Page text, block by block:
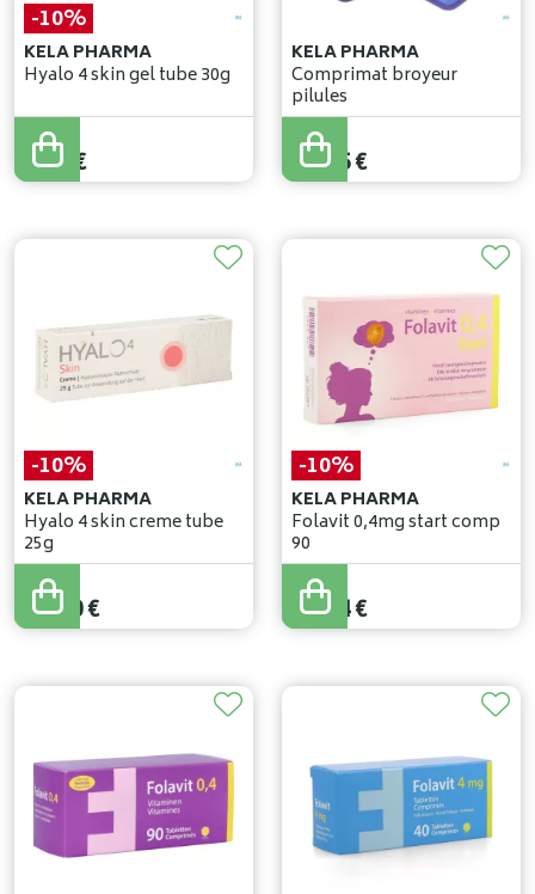
-10%
KELA PHARMA
Hyalo 4 skin gel tube 30g
9,62€
8,66 €
KELA PHARMA
Comprimat broyeur
pilules
10,45€
-10%
KELA PHARMA
Hyalo 4 skin creme tube
25g
11,89
10,70€
-10%
KELA PHARMA
Folavit 0,4mg start comp
90
15,49
13,94€